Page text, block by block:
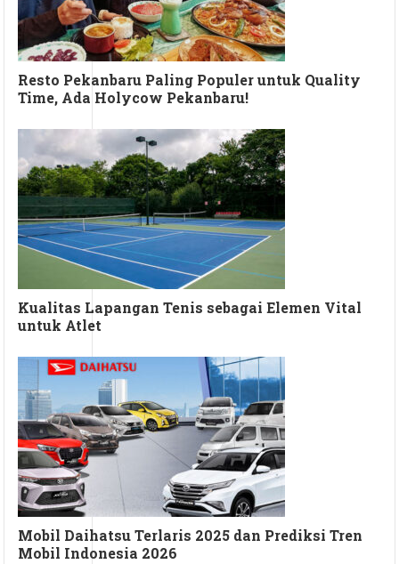
Resto Pekanbaru Paling Populer untuk Quality
Time, Ada Holycow Pekanbaru!
Kualitas Lapangan Tenis sebagai Elemen Vital
untuk Atlet
Mobil Daihatsu Terlaris 2025 dan Prediksi Tren
Mobil Indonesia 2026